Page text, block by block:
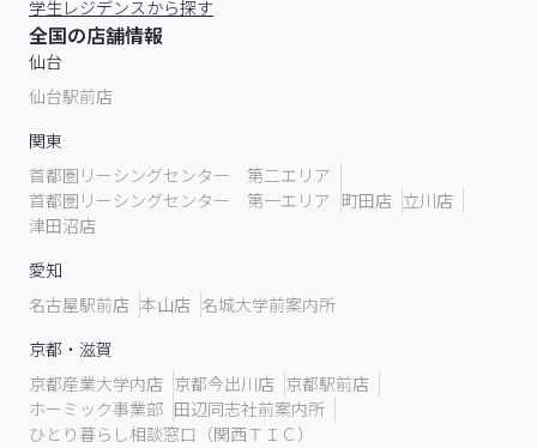
学生レジデンスから探す
全国の店舗情報
仙台
仙台駅前店
関東
首都圏リーシングセンター 第二エリア
首都圏リーシングセンター 第一エリア 町田店 立川店
津田沼店
愛知
名古屋駅前店 本山店 名城大学前案内所
京都・滋賀
京都産業大学内店 京都今出川店 京都駅前店
ホーミック事業部 田辺同志社前案内所
ひとり暮らし相談窓口（関西ＴＩＣ）